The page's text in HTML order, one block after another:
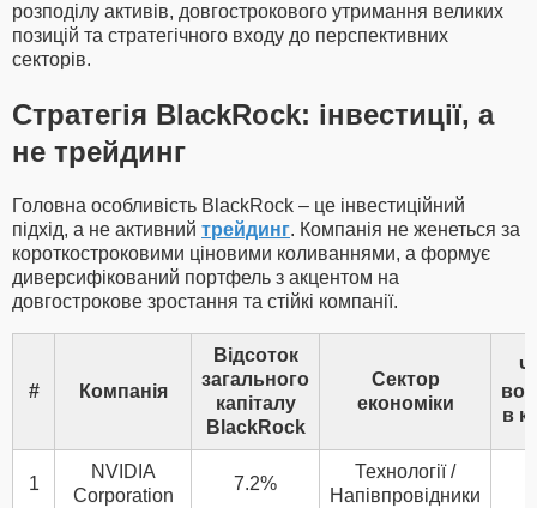
розподілу активів, довгострокового утримання великих
позицій та стратегічного входу до перспективних
секторів.
Стратегія BlackRock: інвестиції, а
не трейдинг
Головна особливість BlackRock – це інвестиційний
підхід, а не активний трейдинг. Компанія не женеться за
короткостроковими ціновими коливаннями, а формує
диверсифікований портфель з акцентом на
довгострокове зростання та стійкі компанії.
# Компанія
Відсоток
загального
капіталу
BlackRock
Сектор
економіки
в
1
NVIDIA
Corporation
7.2%
Технології /
Напівпровідники